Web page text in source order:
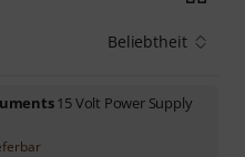
Beliebtheit
15 Volt Power Supply